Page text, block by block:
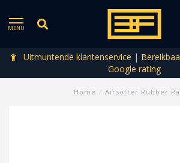
MENU
Uitmuntende klantenservice |
Google rating
Home Airsofter Rubber